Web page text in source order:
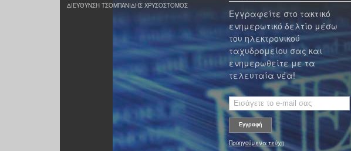
ΔΙΕΥΘΥΝΣΗ ΤΣΟΜΠΑΝΙΔΗΣ ΧΡΥΣΟΣΤΟΜΟΣ
Εγγραφείτε στο τακτικό
ενημερωτικό δελτίο μέσω
του ηλεκτρονικού
ταχυδρομείου σας και
ενημερωθείτε με τα
τελευταία νέα!
Προηγούμενα τεύχη